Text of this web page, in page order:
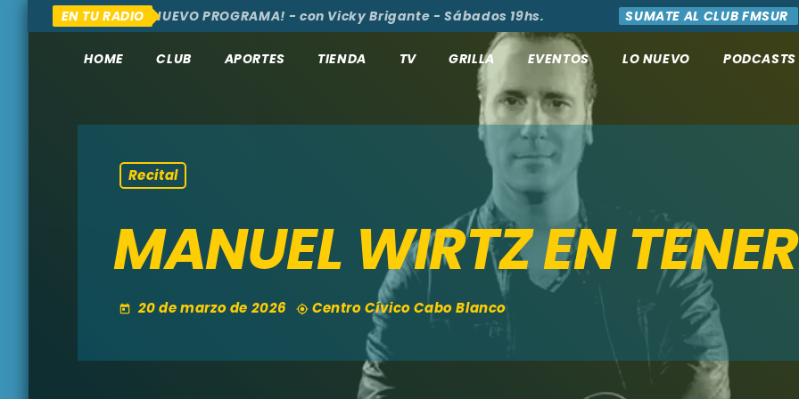
EN TU RADIO
AQUÍ Y ALLÁ ¡NUEVO PROGRAMA! - con Vicky Brigante - Sábados 19hs. SUMATE AL CLUB FMSUR
HOME CLUB APORTES TIENDA TV GRILLA EVENTOS LO NUEVO PODCASTS
Recital
MANUEL WIRTZ EN
today 20 de marzo de 2026 my_location Centro Cívico Cabo Blanco